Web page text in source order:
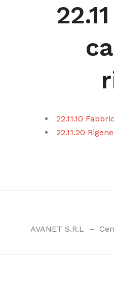
22.11.10
22.11.20
AVANET S.R.L
–